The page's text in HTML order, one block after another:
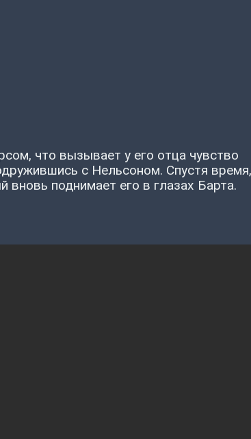
что вызывает у его отца чувство
с Нельсоном. Спустя время,
вновь поднимает его в глазах Барта.